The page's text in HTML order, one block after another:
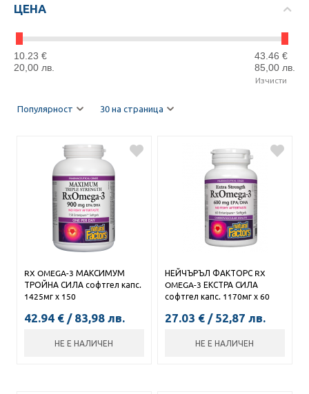
ЦЕНА
10.23 €
20,00 лв.
43.46 €
85,00 лв.
Изчисти
Популярност 30 на страница
RX OMEGA-3 МАКСИМУМ
ТРОЙНА СИЛА софтгел капс.
1425мг х 150
42.94 € / 83,98 лв.
НЕ Е НАЛИЧЕН
НЕЙЧЪРЪЛ ФАКТОРС RX
OMEGA-3 ЕКСТРА СИЛА
софтгел капс. 1170мг х 60
27.03 € / 52,87 лв.
НЕ Е НАЛИЧЕН